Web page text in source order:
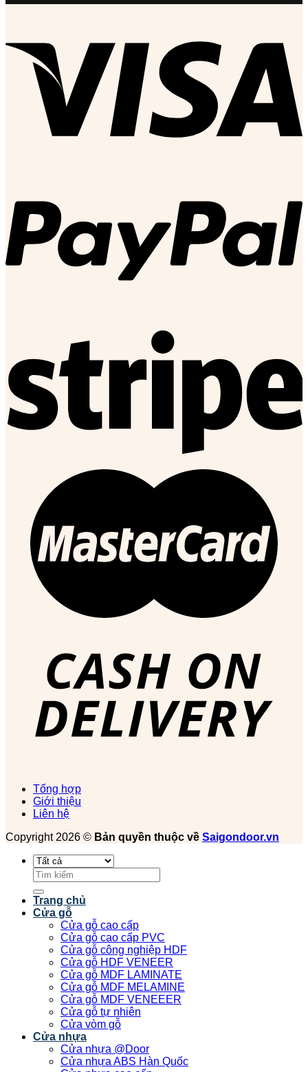
Tổng hợp
Giới thiệu
Liên hệ
Copyright 2026 © Bản quyền thuộc về Saigondoor.vn
Tìm
kiếm:
Trang chủ
Cửa gỗ
Cửa gỗ cao cấp
Cửa gỗ cao cấp PVC
Cửa gỗ công nghiệp HDF
Cửa gỗ HDF VENEER
Cửa gỗ MDF LAMINATE
Cửa gỗ MDF MELAMINE
Cửa gỗ MDF VENEEER
Cửa gỗ tự nhiên
Cửa vòm gỗ
Cửa nhựa
Cửa nhựa @Door
Cửa nhựa ABS Hàn Quốc